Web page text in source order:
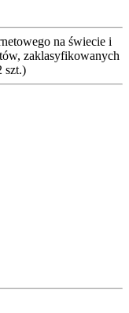
na świecie i
zaklasyfikowanych
szt.)